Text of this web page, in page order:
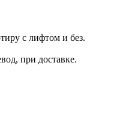
с лифтом и без.
при доставке.